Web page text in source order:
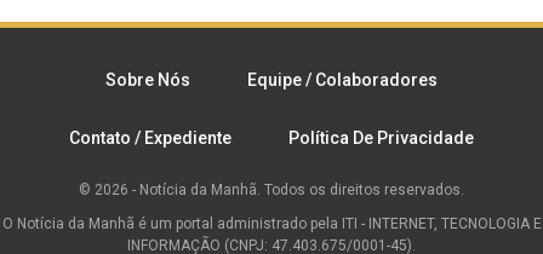
Sobre Nós Equipe / Colaboradores
Contato / Expediente Política De Privacidade
© 2026 - Notícia da Manhã. Todos os direitos reservados.
O Notícia da Manhã é um portal administrado pela ITI - INTERNET, TECNOLOGIA E
INFORMAÇÃO (CNPJ: 47.403.675/0001-45).